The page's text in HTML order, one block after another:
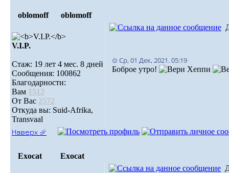
oblomoff oblomoff
V.I.P.
Стаж: 19 лет 4 мес. 8 дней
Сообщения: 100862
Благодарности:
Вам 1512
От Вас 2572
Откуда вы: Suid-Afrika,
Transvaal
⊙ Ср, 01 Дек, 2021. 05:19
Боброе утро!
Наверх ⮵
Exocat Exocat